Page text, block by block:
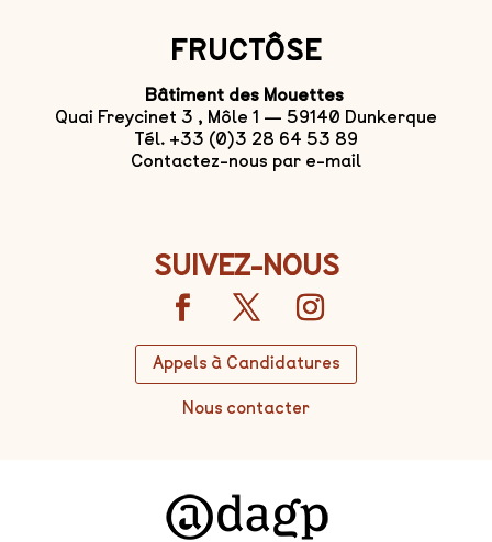
FRUCTÔSE
Bâtiment des Mouettes
Quai Freycinet 3 , Môle 1 — 59140 Dunkerque
Tél. +33 (0)3 28 64 53 89
Contactez-nous par e-mail
SUIVEZ-NOUS
Appels à Candidatures
Nous contacter